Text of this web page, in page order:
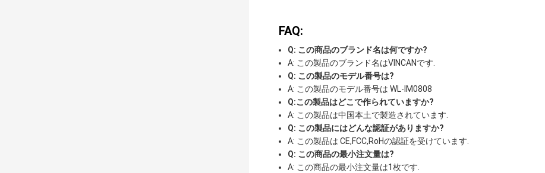
FAQ:
Q: この商品のブランド名は何ですか?
A: この製品のブランド名はVINCANです.
Q: この製品のモデル番号は?
A: この製品のモデル番号は WL-IM0808
Q:この製品はどこで作られていますか?
A: この製品は中国本土で製造されています.
Q: この製品にはどんな認証がありますか?
A: この製品は CE,FCC,RoHの認証を受けています.
Q: この商品の最小注文量は?
A: この商品の最小注文量は1枚です.